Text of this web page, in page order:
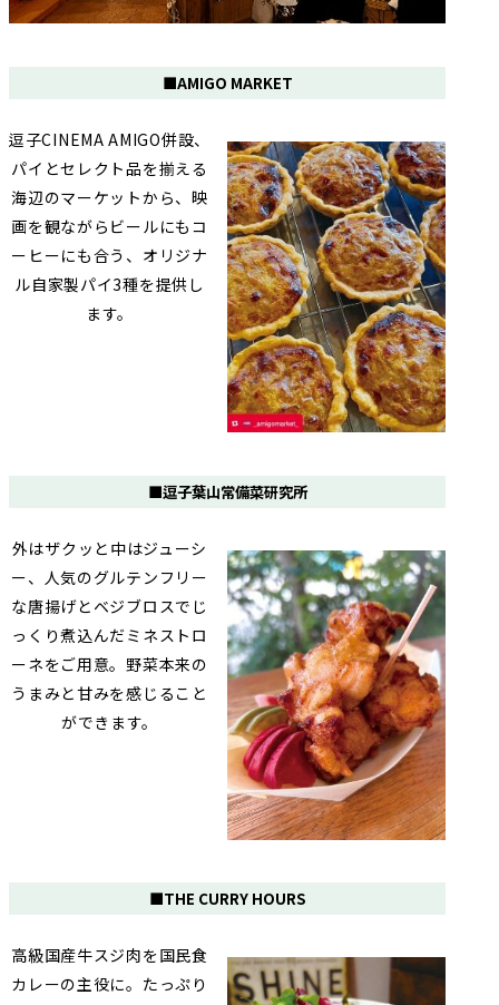
■AMIGO MARKET
逗子CINEMA AMIGO併設、
パイとセレクト品を揃える
海辺のマーケットから、映
画を観ながらビールにもコ
ーヒーにも合う、オリジナ
ル自家製パイ3種を提供し
ます。
■逗子葉山常備菜研究所
外はザクッと中はジューシ
ー、人気のグルテンフリー
な唐揚げとベジブロスでじ
っくり煮込んだミネストロ
ーネをご用意。野菜本来の
うまみと甘みを感じること
ができます。
■THE CURRY HOURS
高級国産牛スジ肉を国民食
カレーの主役に。たっぷり